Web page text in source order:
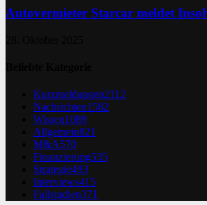
Autovermieter Starcar meldet
Kurzmeldungen2112
Nachrichten1582
Wissen1089
Allgemein821
M&A570
Finanzierung535
Strategie493
Interviews415
Fallstudien371